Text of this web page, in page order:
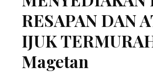
RESAPAN DAN
IJUK
Magetan